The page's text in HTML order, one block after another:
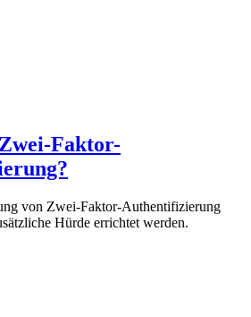
Faktor-
von Zwei-Faktor-Authentifizierung
Hürde errichtet werden.